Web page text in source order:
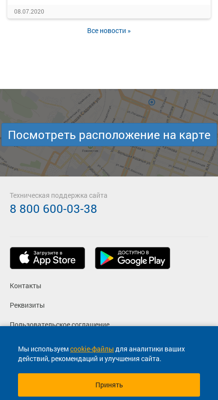
08.07.2020
Все новости »
Мы используемcookie-файлы для аналитики ваших
действий, рекомендаций и улучшения сайта.
Принять
Посмотреть расположение на карте
Контакты
Реквизиты
Пользовательское соглашение
Политика конфиденциальности
Согласие на маркетинговые сообщения
Техническая поддержка сайта
8 800 600-03-38
© 2013-2026, ООО "Капитал"- Онлайн сервис продажи